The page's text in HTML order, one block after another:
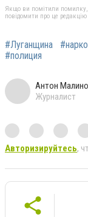
Якщо ви помітили помилку,
повідомити про це редакцію
#Луганщина
#полиция
Антон
Журналист
Авторизируйтесь,